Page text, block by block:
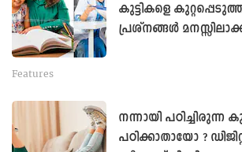
കുട്ടികളെ
പ്രശ്നങ്ങൾ
Features
നന്നായി പഠിച്ചിരുന്ന
പഠിക്കാതായോ ?